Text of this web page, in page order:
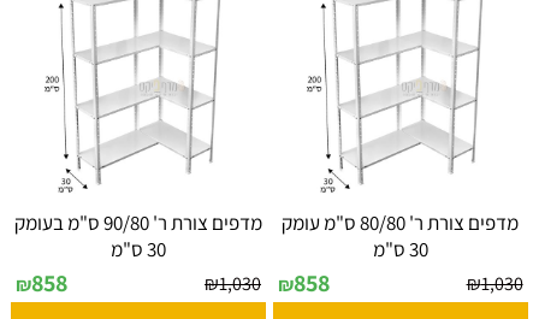
מדפים צורת ר' 80/80 ס"מ עומק
30 ס"מ
₪1,030
₪858
מדפים צורת ר' 90/80 ס"מ בעומק
30 ס"מ
₪1,030
₪858